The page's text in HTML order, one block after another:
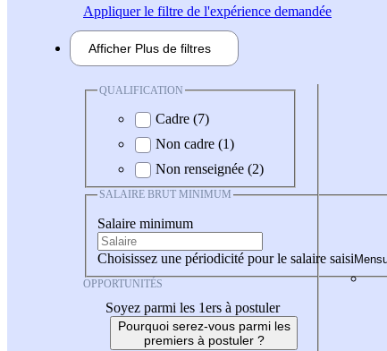
Appliquerle filtre de l'expérience demandée
Afficher Plus de filtres
QUALIFICATION
Cadre (7)
Non cadre (1)
Non renseignée (2)
SALAIRE BRUT MINIMUM
Salaire minimum
Choisissez une périodicité pour le salaire saisi
OPPORTUNITÉS
Soyez parmi les 1ers à postuler
Pourquoi serez-vous parmi les
premiers à postuler ?